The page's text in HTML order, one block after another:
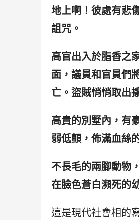
地上啊！彼處有悲
詛咒。
高官出入於脂香之
面，議員和官員們
亡。盜賊悄悄取出
高貴的別墅內，有
弱低顫，佈滿血絲
不長毛的兩腳動物
在臉色蒼白瀕死的
這是現代社會相的